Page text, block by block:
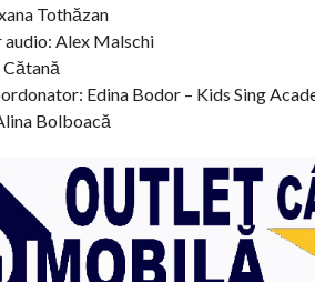
Tothăzan
Alex Malschi
Cătană
Edina Bodor – Kids Sing
Bolboacă